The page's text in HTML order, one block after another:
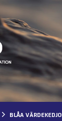
BLÅA